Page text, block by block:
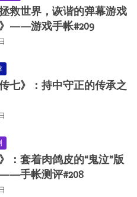
救世界，诙谐的弹幕游戏
》——游戏手帐#209
七》：持中守正的传承之
：套着肉鸽皮的“鬼泣”版
手帐测评#208